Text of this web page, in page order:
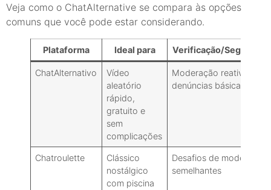
Veja como o ChatAlternative se compara às opções
comuns que você pode estar considerando.
Plataforma Ideal para Verificação/Segurança
ChatAlternativo
Vídeo
aleatório
rápido,
gratuito e
sem
complicações
Moderação reativa:
denúncias básicas
Chatroulette
Clássico
nostálgico
com piscina
Desafios de moderação
semelhantes